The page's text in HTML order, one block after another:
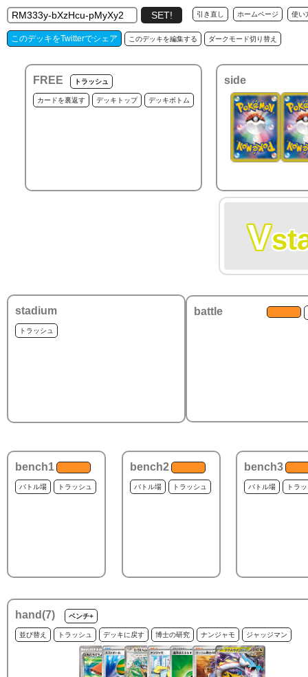
引き直し ホームページ 使い
このデッキをTwitterでシェア このデッキを編集する ダークモード切り替え
FREE トラッシュ
カードを裏返す デッキトップ デッキボトム
side
V
stadium
トラッシュ
battle
bench1
バトル場 トラッシュ
bench2
バトル場 トラッシュ
bench3
バトル場 トラ
hand(7) ベンチ+
並び替え トラッシュ デッキに戻す 博士の研究 ナンジャモ ジャッジマン